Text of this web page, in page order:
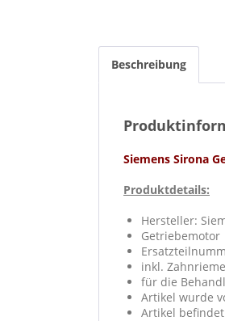
Beschreibung
Siemens Sirona
Produktdetails:
Hersteller:
Getriebemotor
inkl.
für die
Artikel wurde
Artikel